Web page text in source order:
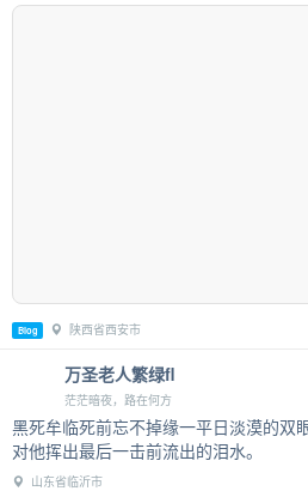
Blog 陕西省西安市
万圣老人繁绿fl
茫茫暗夜，路在何方
黑死牟临死前忘不掉缘一平日淡漠的双
对他挥出最后一击前流出的泪水。
山东省临沂市